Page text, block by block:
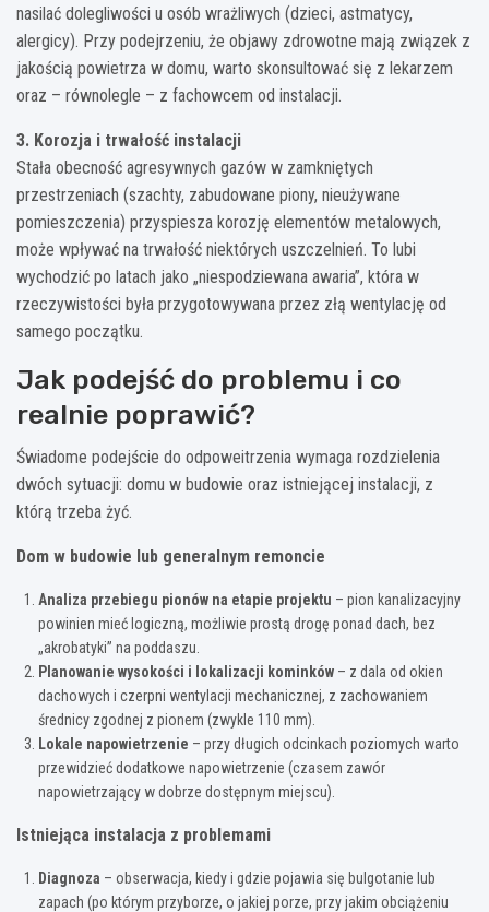
nasilać dolegliwości u osób wrażliwych (dzieci, astmatycy,
alergicy). Przy podejrzeniu, że objawy zdrowotne mają związek z
jakością powietrza w domu, warto skonsultować się z lekarzem
oraz – równolegle – z fachowcem od instalacji.
3. Korozja i trwałość instalacji
Stała obecność agresywnych gazów w zamkniętych
przestrzeniach (szachty, zabudowane piony, nieużywane
pomieszczenia) przyspiesza korozję elementów metalowych,
może wpływać na trwałość niektórych uszczelnień. To lubi
wychodzić po latach jako „niespodziewana awaria”, która w
rzeczywistości była przygotowywana przez złą wentylację od
samego początku.
Jak podejść do problemu i co
realnie poprawić?
Świadome podejście do odpoweitrzenia wymaga rozdzielenia
dwóch sytuacji: domu w budowie oraz istniejącej instalacji, z
którą trzeba żyć.
Dom w budowie lub generalnym remoncie
Analiza przebiegu pionów na etapie projektu – pion kanalizacyjny
powinien mieć logiczną, możliwie prostą drogę ponad dach, bez
„akrobatyki” na poddaszu.
Planowanie wysokości i lokalizacji kominków – z dala od okien
dachowych i czerpni wentylacji mechanicznej, z zachowaniem
średnicy zgodnej z pionem (zwykle 110 mm).
Lokale napowietrzenie – przy długich odcinkach poziomych warto
przewidzieć dodatkowe napowietrzenie (czasem zawór
napowietrzający w dobrze dostępnym miejscu).
Istniejąca instalacja z problemami
Diagnoza – obserwacja, kiedy i gdzie pojawia się bulgotanie lub
zapach (po którym przyborze, o jakiej porze, przy jakim obciążeniu